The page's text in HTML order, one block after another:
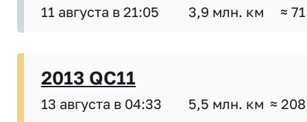
11 августа в 21:05 3,9 млн. км ≈
2013 QC11
13 августа в 04:33 5,5 млн. км ≈